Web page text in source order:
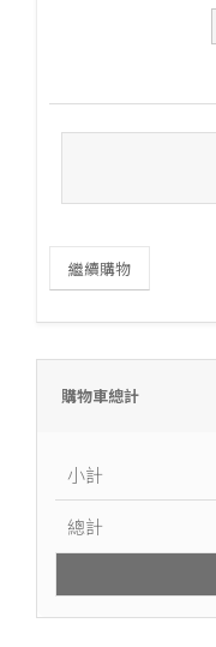
繼續購物
購物車總計
小計
總計